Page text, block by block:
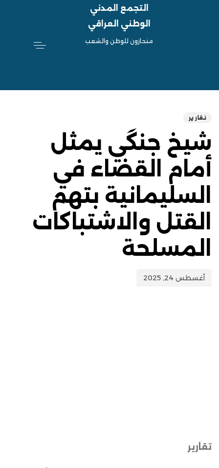
التجمع المدني
الوطني العراقي
منحازون للوطن والشعب
تقارير
شيخ جنگي يمثل
أمام القضاء في
السليمانية بتهم
القتل والاشتباكات
المسلحة
أغسطس 24, 2025
تقارير